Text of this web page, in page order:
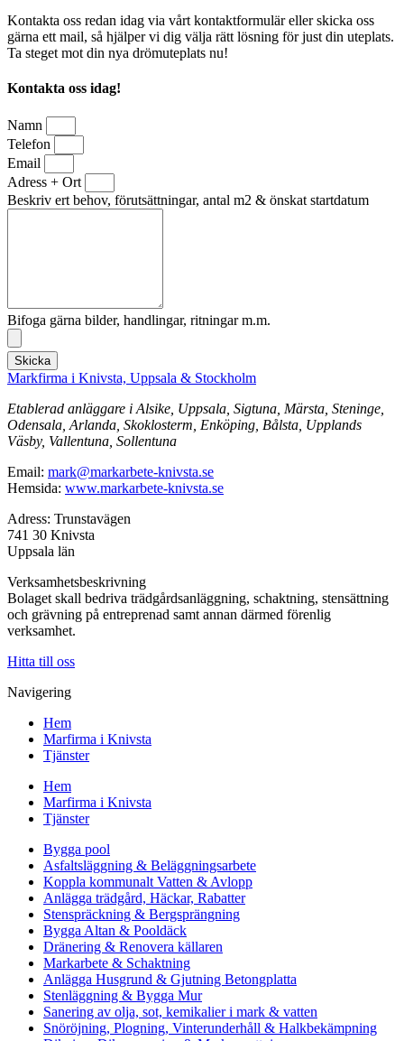
Kontakta oss redan idag via vårt kontaktformulär eller skicka oss
gärna ett mail, så hjälper vi dig välja rätt lösning för just din uteplats.
Ta steget mot din nya drömuteplats nu!
Kontakta oss idag!
Namn
Telefon
Email
Adress + Ort
Beskriv ert behov, förutsättningar, antal m2 & önskat startdatum
Bifoga gärna bilder, handlingar, ritningar m.m.
Skicka
Markfirma i Knivsta, Uppsala & Stockholm
Etablerad anläggare i Alsike, Uppsala, Sigtuna, Märsta, Steninge,
Odensala, Arlanda, Skoklosterm, Enköping, Bålsta, Upplands
Väsby, Vallentuna, Sollentuna
Email: mark@markarbete-knivsta.se
Hemsida: www.markarbete-knivsta.se
Adress: Trunstavägen
741 30 Knivsta
Uppsala län
Verksamhetsbeskrivning
Bolaget skall bedriva trädgårdsanläggning, schaktning, stensättning
och grävning på entreprenad samt annan därmed förenlig
verksamhet.
Hitta till oss
Navigering
Hem
Marfirma i Knivsta
Tjänster
Hem
Marfirma i Knivsta
Tjänster
Bygga pool
Asfaltsläggning & Beläggningsarbete
Koppla kommunalt Vatten & Avlopp
Anlägga trädgård, Häckar, Rabatter
Stenspräckning & Bergsprängning
Bygga Altan & Pooldäck
Dränering & Renovera källaren
Markarbete & Schaktning
Anlägga Husgrund & Gjutning Betongplatta
Stenläggning & Bygga Mur
Sanering av olja, sot, kemikalier i mark & vatten
Snöröjning, Plogning, Vinterunderhåll & Halkbekämpning